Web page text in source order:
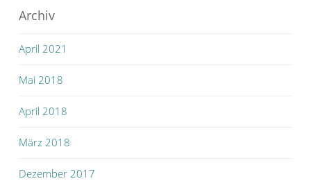
Archiv
April 2021
Mai 2018
April 2018
März 2018
Dezember 2017